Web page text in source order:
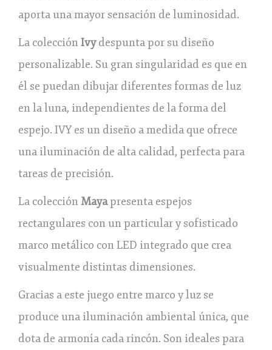
aporta una mayor sensación de luminosidad.
La colecciónIvydespunta por su diseño
personalizable. Su gran singularidad es que en
él se puedan dibujar diferentes formas de luz
en la luna, independientes de la forma del
espejo. IVY es un diseño a medida que ofrece
una iluminación de alta calidad, perfecta para
tareas de precisión.
La colección Mayapresenta espejos
rectangulares con un particular y sofisticado
marco metálico con LED integrado que crea
visualmente distintas dimensiones.
Gracias a este juego entre marco y luz se
produce una iluminación ambiental única, que
dota de armonía cada rincón. Son ideales para